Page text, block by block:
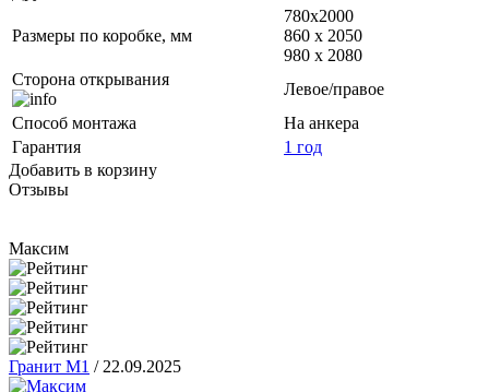
Размеры по коробке, мм
780x2000
860 х 2050
980 x 2080
Сторона открывания
Левое/правое
Способ монтажа
На анкера
Гарантия
1 год
Добавить в корзину
Отзывы
Максим
Гранит М1 / 22.09.2025